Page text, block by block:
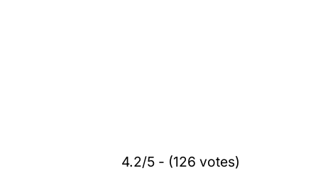
4.2/5 - (126 votes)